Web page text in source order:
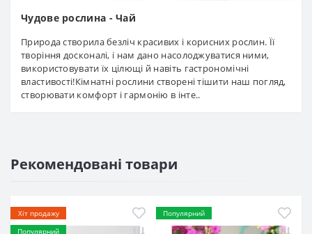
Чудове рослина - Чай
Природа створила безліч красивих і корисних рослин. Її
творіння досконалі, і нам дано насолоджуватися ними,
використовувати їх цілющі й навіть гастрономічні
властивості!Кімнатні рослини створені тішити наш погляд,
створювати комфорт і гармонію в інте..
Рекомендовані товари
Хіт продажу
Популярний
Популярний